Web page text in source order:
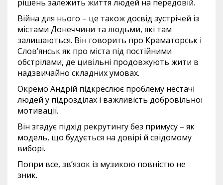
рішень залежить життя людей на передовій.
Війна для нього – це також досвід зустрічей із
містами Донеччини та людьми, які там
залишаються. Він говорить про Краматорськ і
Слов’янськ як про міста під постійними
обстрілами, де цивільні продовжують жити в
надзвичайно складних умовах.
Окремо Андрій підкреслює проблему нестачі
людей у підрозділах і важливість добровільної
мотивації.
Він згадує підхід рекрутингу без примусу – як
модель, що будується на довірі й свідомому
виборі.
Попри все, зв’язок із музикою повністю не
зник.